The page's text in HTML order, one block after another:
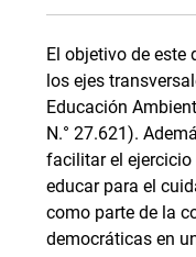
El objetivo de este
los ejes
Educación
N.° 27.621).
facilitar el ejercicio
educar para el
como parte de la
democráticas en